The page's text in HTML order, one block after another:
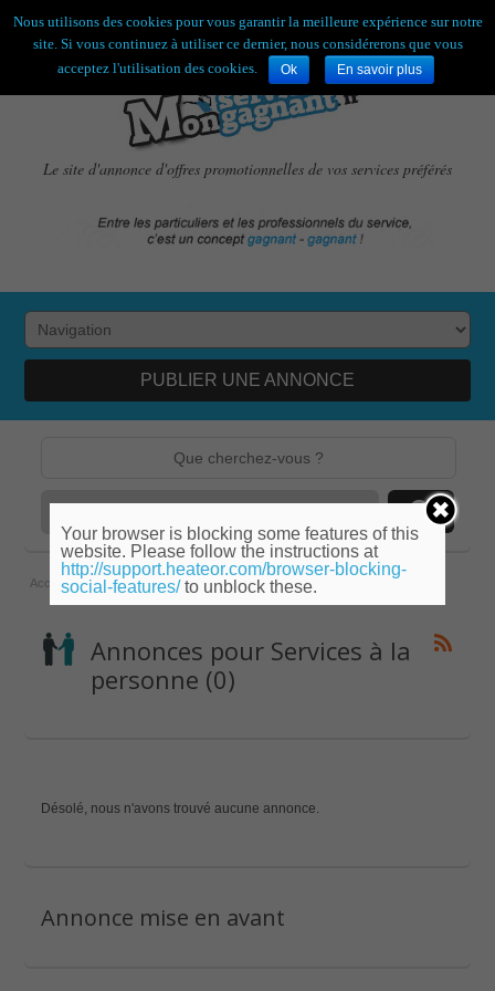
Bienvenue,visiteur ![S'enregistrer|Connexion]
Le site d'annonce d'offres promotionnelles de vos services préférés
PUBLIER UNE ANNONCE
Accueil » Midi-Pyrénées » Gers » Services à la personne
Annonces pour Services à la
personne (0)
Désolé, nous n'avons trouvé aucune annonce.
Annonce mise en avant
Nous utilisons des cookies pour vous garantir la meilleure expérience sur notre
site. Si vous continuez à utiliser ce dernier, nous considérerons que vous
acceptez l'utilisation des cookies.
Ok En savoir plus
Your browser is blocking some features of this
website. Please follow the instructions at
http://support.heateor.com/browser-blocking-
social-features/to unblock these.